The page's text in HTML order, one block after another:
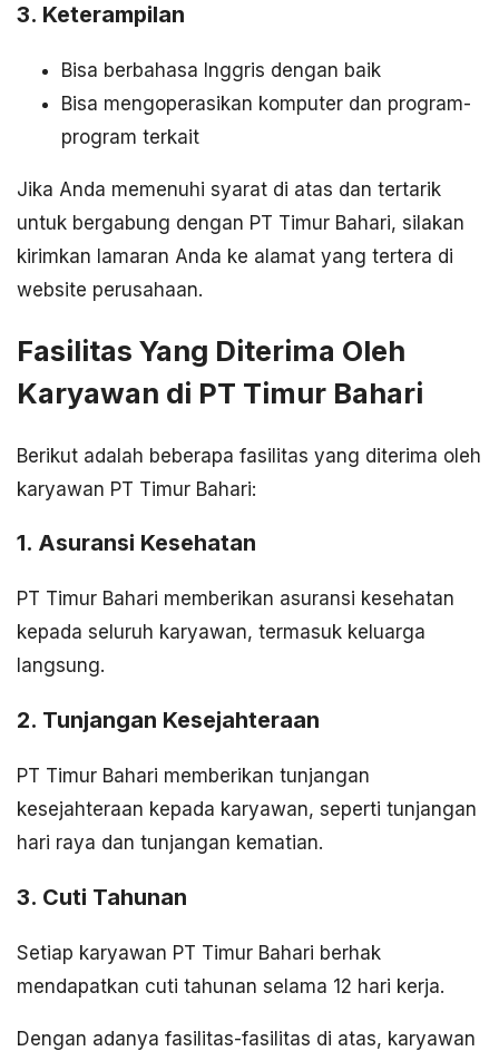
3. Keterampilan
Bisa berbahasa Inggris dengan baik
Bisa mengoperasikan komputer dan program-
program terkait
Jika Anda memenuhi syarat di atas dan tertarik
untuk bergabung dengan PT Timur Bahari, silakan
kirimkan lamaran Anda ke alamat yang tertera di
website perusahaan.
Fasilitas Yang Diterima Oleh
Karyawan di PT Timur Bahari
Berikut adalah beberapa fasilitas yang diterima oleh
karyawan PT Timur Bahari:
1. Asuransi Kesehatan
PT Timur Bahari memberikan asuransi kesehatan
kepada seluruh karyawan, termasuk keluarga
langsung.
2. Tunjangan Kesejahteraan
PT Timur Bahari memberikan tunjangan
kesejahteraan kepada karyawan, seperti tunjangan
hari raya dan tunjangan kematian.
3. Cuti Tahunan
Setiap karyawan PT Timur Bahari berhak
mendapatkan cuti tahunan selama 12 hari kerja.
Dengan adanya fasilitas-fasilitas di atas, karyawan